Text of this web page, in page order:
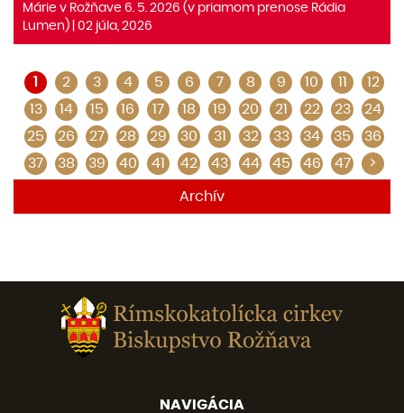
Márie v Rožňave 6. 5. 2026 (v priamom prenose Rádia
Lumen) | 02 júla, 2026
1 2 3 4 5 6 7 8 9 10 11
12
13
14 15 16 17 18 19 20 21 22 23
24
25
26 27 28 29 30 31 32 33 34 35
36
37
38 39 40 41 42 43 44 45 46 47 >
Archív
NAVIGÁCIA